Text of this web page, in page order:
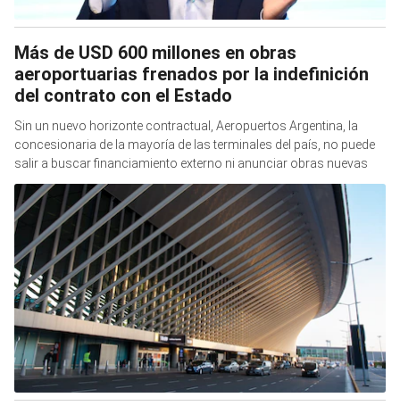
Más de USD 600 millones en obras
aeroportuarias frenados por la indefinición
del contrato con el Estado
Sin un nuevo horizonte contractual, Aeropuertos Argentina, la
concesionaria de la mayoría de las terminales del país, no puede
salir a buscar financiamiento externo ni anunciar obras nuevas